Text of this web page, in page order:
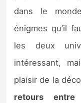
dans le
énigmes qu’il
les deux
intéressant,
plaisir de la
retours